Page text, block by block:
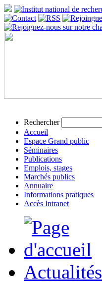
Rechercher
Accueil
Espace Grand public
Séminaires
Publications
Emplois, stages
Marchés publics
Annuaire
Informations pratiques
Accès Intranet
Actualités